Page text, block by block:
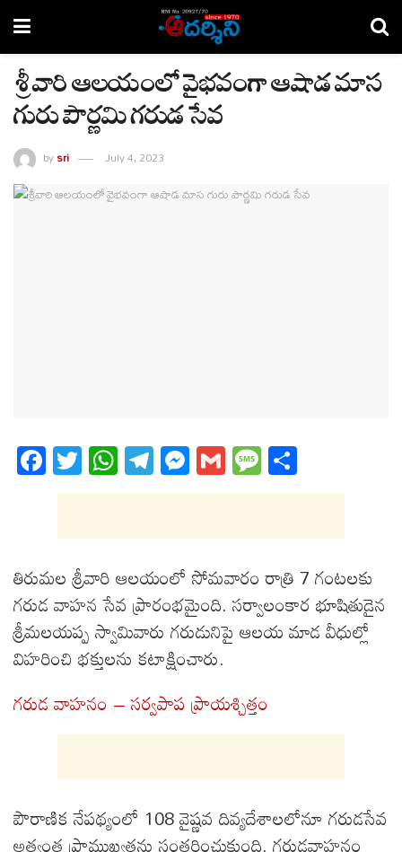
శ్రీవారి ఆలయంలో వైభవంగా ఆషాడ మాస
గురు పౌర్ణమి గరుడ సేవ
bysri July 4, 2023
Fa
ce
ok
T
wi
er
W
ha
A
pp
T
el
ra
m
M
es
ng
er
G
m
M
es
ge
ha
తిరుమల శ్రీవారి ఆలయంలో సోమవారం రాత్రి 7 గంటలకు
గరుడ వాహన సేవ ప్రారంభమైంది. సర్వాలంకార భూషితుడైన
శ్రీమలయప్ప స్వామివారు గరుడునిపై ఆలయ మాడ వీధుల్లో
విహరించి భక్తులను కటాక్షించారు.
గ‌రుడ వాహ‌నం – స‌ర్వ‌పాప ప్రాయ‌శ్చిత్తం
పౌరాణిక నేపథ్యంలో 108 వైష్ణవ దివ్యదేశాలలోనూ గరుడసేవ